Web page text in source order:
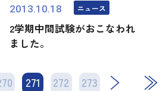
2013.10.18 ニュース
2学期中間試験がおこなわれ
ました。
271 272 273
次 最後